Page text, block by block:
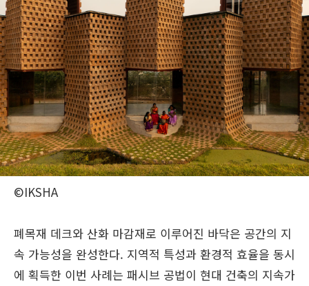
©IKSHA
폐목재 데크와 산화 마감재로 이루어진 바닥은 공간의 지
속 가능성을 완성한다. 지역적 특성과 환경적 효율을 동시
에 획득한 이번 사례는 패시브 공법이 현대 건축의 지속가